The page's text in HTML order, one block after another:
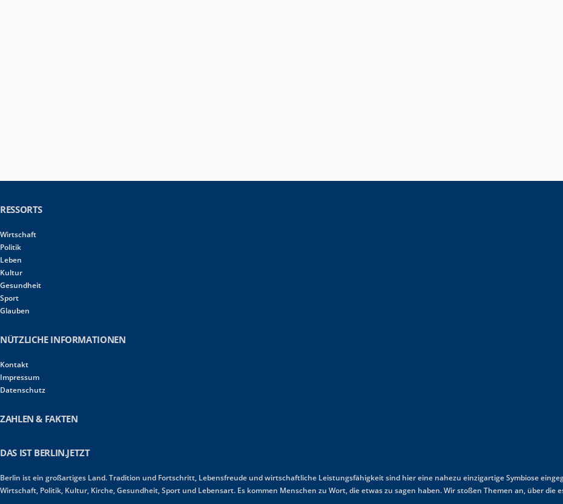
RESSORTS
Wirtschaft
Politik
Leben
Kultur
Gesundheit
Sport
Glauben
NÜTZLICHE INFORMATIONEN
Kontakt
Impressum
Datenschutz
ZAHLEN & FAKTEN
DAS IST BERLIN.JETZT
Berlin ist ein großartiges Land. Tradition und Fortschritt, Lebensfreude und wirtschaftliche Leistungsfähigkeit sind hier eine nahezu einzigartige Symbiose
Wirtschaft, Politik, Kultur, Kirche, Gesundheit, Sport und Lebensart. Es kommen Menschen zu Wort, die etwas zu sagen haben. Wir stoßen Themen an, über die